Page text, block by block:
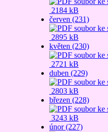
2184 kB
červen (231)
2895 kB
květen (230)
2721 kB
duben (229)
2803 kB
březen (228)
3243 kB
únor (227)